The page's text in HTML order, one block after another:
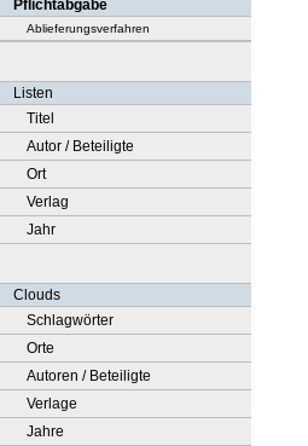
Pflichtabgabe
Ablieferungsverfahren
Listen
Titel
Autor / Beteiligte
Ort
Verlag
Jahr
Clouds
Schlagwörter
Orte
Autoren / Beteiligte
Verlage
Jahre